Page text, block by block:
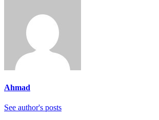
Ahmad
See author's posts